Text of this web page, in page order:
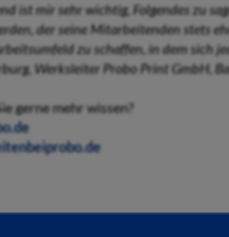
ist mir sehr wichtig, Folgendes zu
der seine Mitarbeitenden stets
zu schaffen, in dem sich
Werksleiter Probo Print GmbH,
gerne mehr wissen?